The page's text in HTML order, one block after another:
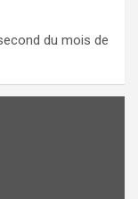
du mois de